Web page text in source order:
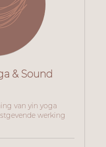
& Sound
van yin yoga
werking